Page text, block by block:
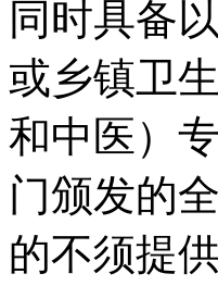
同时具备
或乡镇卫
和中医）
门颁发的
的不须提